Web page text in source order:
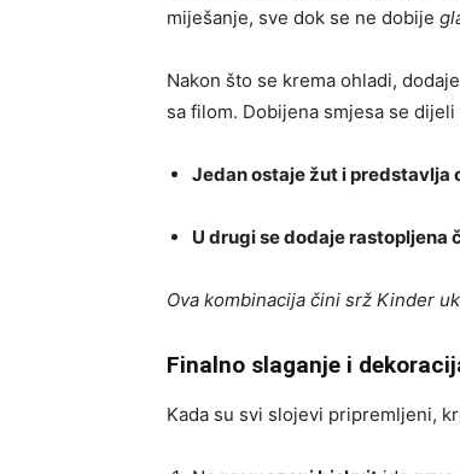
miješanje, sve dok se ne dobije
Nakon što se krema ohladi,
sa filom. Dobijena smjesa se
Jedan ostaje žut i predstavlja
U drugi se dodaje rastopljena
Ova kombinacija čini srž Kinder
Finalno slaganje i
Kada su svi slojevi pripremljeni,